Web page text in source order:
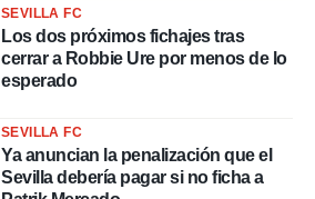
SEVILLA FC
Los dos próximos fichajes tras
cerrar a Robbie Ure por menos de lo
esperado
SEVILLA FC
Ya anuncian la penalización que el
Sevilla debería pagar si no ficha a